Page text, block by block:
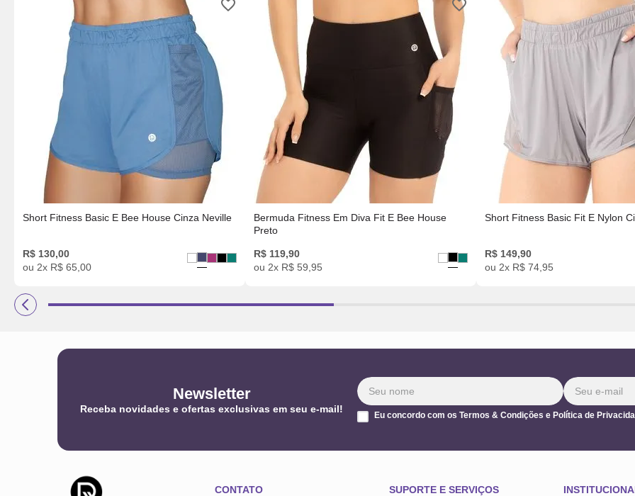
Short Fitness Basic E Bee House Cinza Neville
R$ 130,00
ou 2x R$ 65 00
Bermuda Fitness Em Diva Fit E Bee House
Preto
R$ 119,90
ou 2x R$ 59 95
Short Fitness Basic Fit E Nylon
R$ 149,90
ou 2x R$ 74, 95
Newsletter
Receba novidades e ofertas exclusivas em seu e-mail!
Eu concordo com os Termos & Condições e Política de
CONTATO SUPORTE E SERVIÇOS